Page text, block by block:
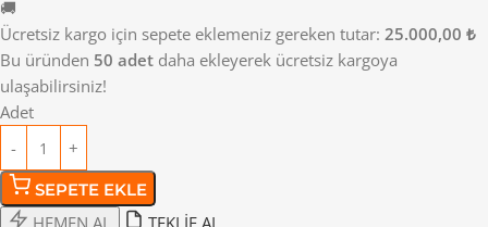
🚚
Ücretsiz kargo için sepete eklemeniz gereken tutar: 25.000,00 ₺
Bu üründen 50 adet daha ekleyerek ücretsiz kargoya
ulaşabilirsiniz!
Adet
SEPETE EKLE
HEMEN AL
TEKLİF AL